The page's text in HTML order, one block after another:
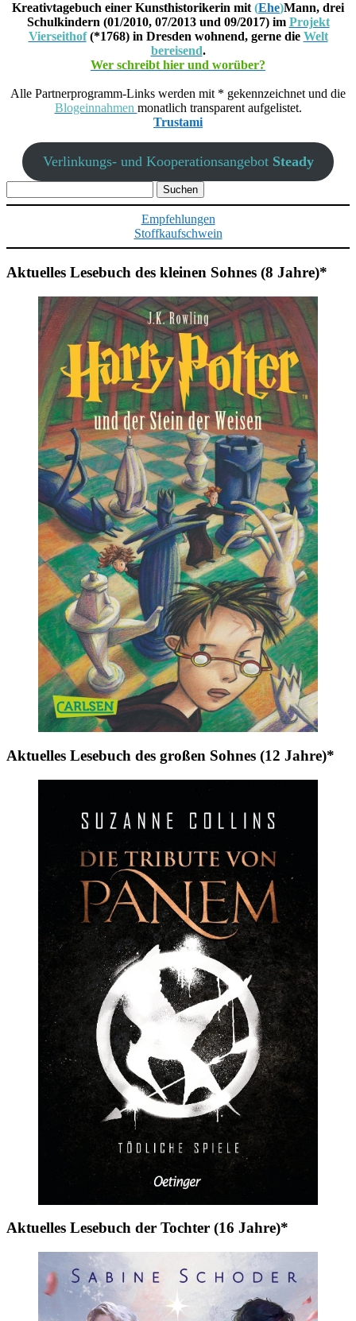
Kreativtagebuch einer Kunsthistorikerin mit (Ehe)Mann, drei
Schulkindern (01/2010, 07/2013 und 09/2017) im Projekt
Vierseithof(*1768) in Dresden wohnend, gerne die Welt
bereisend.
Wer schreibt hier und worüber?
Alle Partnerprogramm-Links werden mit * gekennzeichnet und die
Blogeinnahmen monatlich transparent aufgelistet.
Trustami
Verlinkungs- und Kooperationsangebot Steady
nach:
Empfehlungen
Stoffkaufschwein
Aktuelles Lesebuch des kleinen Sohnes (8 Jahre)*
Aktuelles Lesebuch des großen Sohnes (12 Jahre)*
Aktuelles Lesebuch der Tochter (16 Jahre)*